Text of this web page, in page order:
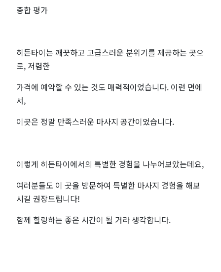
종합 평가
히든타이는 깨끗하고 고급스러운 분위기를 제공하는 곳으
로, 저렴한
가격에 예약할 수 있는 것도 매력적이었습니다. 이런 면에
서,
이곳은 정말 만족스러운 마사지 공간이었습니다.
이렇게 히든타이에서의 특별한 경험을 나누어보았는데요,
여러분들도 이 곳을 방문하여 특별한 마사지 경험을 해보
시길 권장드립니다!
함께 힐링하는 좋은 시간이 될 거라 생각합니다.